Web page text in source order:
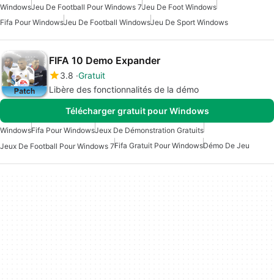
WindowsJeu De Football Pour Windows 7Jeu De Foot Windows
Fifa Pour WindowsJeu De Football WindowsJeu De Sport Windows
FIFA 10 Demo Expander
3.8 Gratuit
Libère des fonctionnalités de la démo
Télécharger gratuit pour Windows
WindowsFifa Pour WindowsJeux De Démonstration Gratuits
Jeux De Football Pour Windows 7Fifa Gratuit Pour WindowsDémo De Jeu